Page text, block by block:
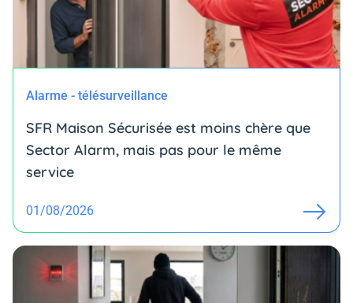
Alarme - télésurveillance
SFR Maison Sécurisée est moins chère que
Sector Alarm, mais pas pour le même
service
01/08/2026